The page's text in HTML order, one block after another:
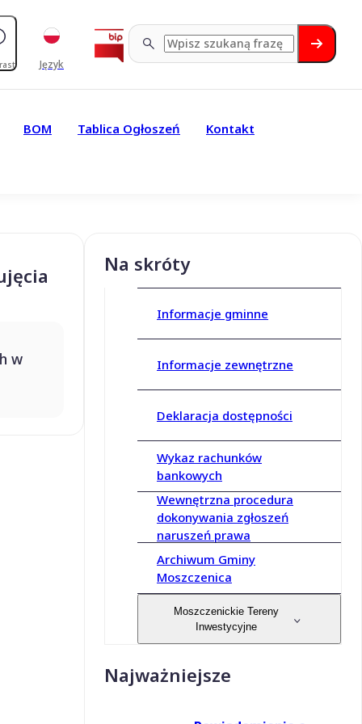
Język
BOM Tablica Ogłoszeń Kontakt
w
Na skróty
Informacje gminne
Informacje zewnętrzne
Deklaracja dostępności
Wykaz rachunków
bankowych
Wewnętrzna procedura
dokonywania zgłoszeń
naruszeń prawa
Archiwum Gminy
Moszczenica
Moszczenickie Tereny
Inwestycyjne
Najważniejsze